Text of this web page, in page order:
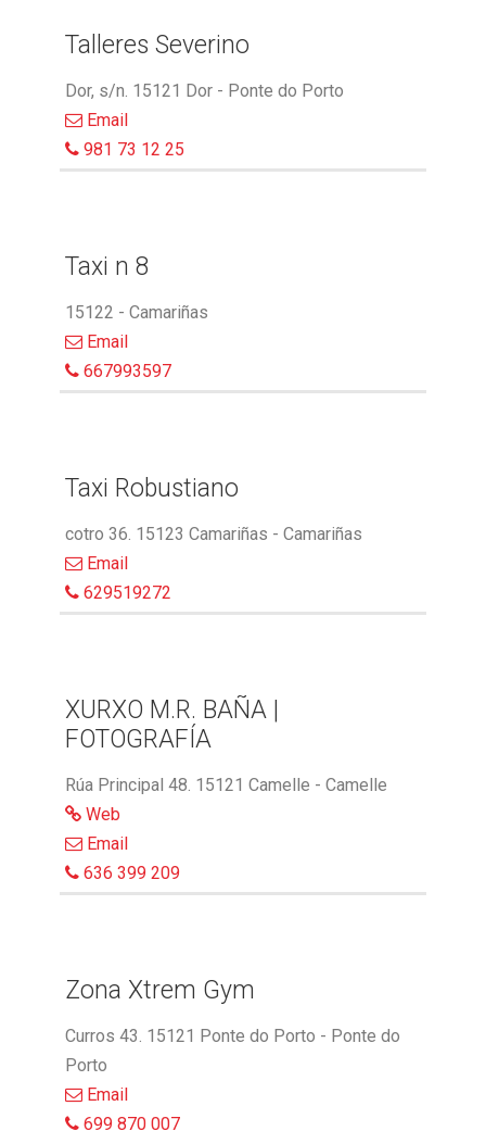
Talleres Severino
Dor, s/n. 15121 Dor - Ponte do Porto
Email
981 73 12 25
Taxi n 8
15122 - Camariñas
Email
667993597
Taxi Robustiano
cotro 36. 15123 Camariñas - Camariñas
Email
629519272
XURXO M.R. BAÑA |
FOTOGRAFÍA
Rúa Principal 48. 15121 Camelle - Camelle
Web
Email
636 399 209
Zona Xtrem Gym
Curros 43. 15121 Ponte do Porto - Ponte do
Porto
Email
699 870 007